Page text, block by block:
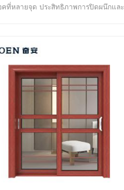
คที่หลายจุด ประสิทธิภาพการปิดผนึกและ
ด้านสถาปัตยกรรมที่แตกต่างกัน